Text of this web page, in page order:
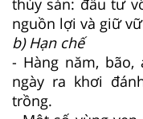
nguồn lợi và giữ
b) Hạn chế
- Hàng năm,
ngày ra khơi
trồng.